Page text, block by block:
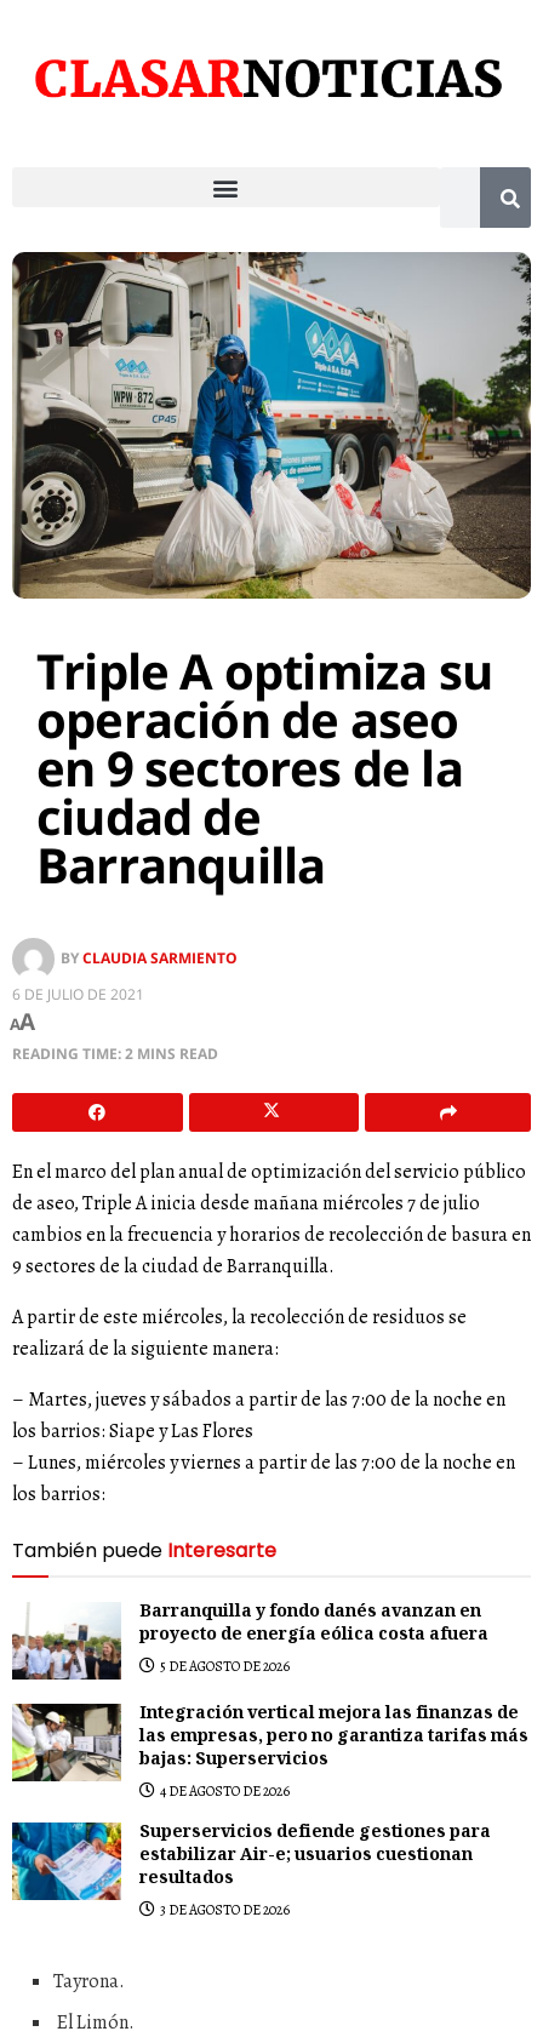
Triple A optimiza su
operación de aseo
en 9 sectores de la
ciudad de
Barranquilla
BYCLAUDIA SARMIENTO
6 DE JULIO DE 2021
AA
READING TIME: 2 MINS READ
En el marco del plan anual de optimización del servicio público
de aseo, Triple A inicia desde mañana miércoles 7 de julio
cambios en la frecuencia y horarios de recolección de basura en
9 sectores de la ciudad de Barranquilla.
A partir de este miércoles, la recolección de residuos se
realizará de la siguiente manera:
– Martes, jueves y sábados a partir de las 7:00 de la noche en
los barrios: Siape y Las Flores
– Lunes, miércoles y viernes a partir de las 7:00 de la noche en
los barrios:
También puede Interesarte
Barranquilla y fondo danés avanzan en
proyecto de energía eólica costa afuera
5 DE AGOSTO DE 2026
Integración vertical mejora las finanzas de
las empresas, pero no garantiza tarifas más
bajas: Superservicios
4 DE AGOSTO DE 2026
Superservicios defiende gestiones para
estabilizar Air-e; usuarios cuestionan
resultados
3 DE AGOSTO DE 2026
Tayrona.
El Limón.